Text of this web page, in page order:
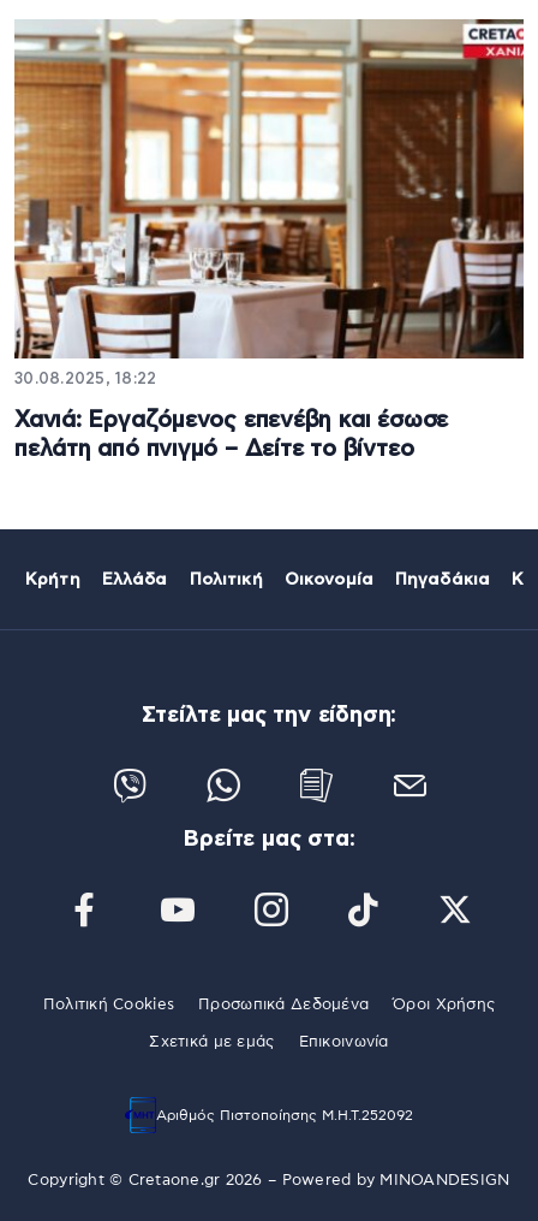
30.08.2025, 18:22
Χανιά: Eργαζόμενος επενέβη και έσωσε
πελάτη από πνιγμό – Δείτε το βίντεο
Κρήτη Ελλάδα Πολιτική Οικονομία Πηγαδάκια
Στείλτε μας την είδηση:
Βρείτε μας στα:
Πολιτική Cookies Προσωπικά Δεδομένα Όροι Χρήσης
Σχετικά με εμάς Επικοινωνία
Αριθμός Πιστοποίησης Μ.Η.Τ.252092
Copyright © Cretaone.gr 2026 – Powered by MINOANDESIGN